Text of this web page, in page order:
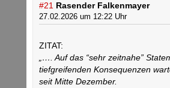
#21 Rasender Falkenmayer
27.02.2026 um 12:22 Uhr
ZITAT:
„…. Auf das “sehr zeitnahe”
tiefgreifenden Konsequenzen
seit Mitte Dezember.